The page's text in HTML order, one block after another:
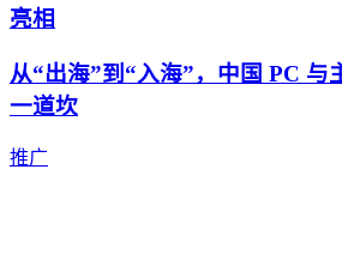
亮相
从“出海”到“入海”，中国 PC 与
一道坎
推广